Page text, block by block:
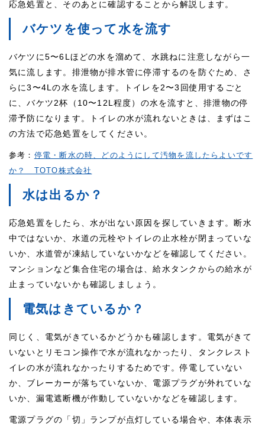
応急処置と、そのあとに確認することから解説します。
バケツを使って水を流す
バケツに5〜6Lほどの水を溜めて、水跳ねに注意しながら一
気に流します。排泄物が排水管に停滞するのを防ぐため、さ
らに3〜4Lの水を流します。トイレを2〜3回使用するごと
に、バケツ2杯（10〜12L程度）の水を流すと、排泄物の停
滞予防になります。トイレの水が流れないときは、まずはこ
の方法で応急処置をしてください。
参考： 停電・断水の時、どのようにして汚物を流したらよいです
か？＿TOTO株式会社
水は出るか？
応急処置をしたら、水が出ない原因を探していきます。断水
中ではないか、水道の元栓やトイレの止水栓が閉まっていな
いか、水道管が凍結していないかなどを確認してください。
マンションなど集合住宅の場合は、給水タンクからの給水が
止まっていないかも確認しましょう。
電気はきているか？
同じく、電気がきているかどうかも確認します。電気がきて
いないとリモコン操作で水が流れなかったり、タンクレスト
イレの水が流れなかったりするためです。停電していない
か、ブレーカーが落ちていないか、電源プラグが外れていな
いか、漏電遮断機が作動していないかなどを確認します。
電源プラグの「切」ランプが点灯している場合や、本体表示